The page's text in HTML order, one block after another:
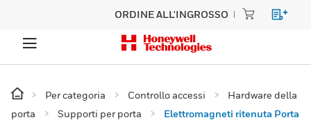
ORDINE ALL'INGROSSO
Per categoria Controllo accessi
Hardware della
porta
Supporti per porta Elettromagneti ritenuta Porta